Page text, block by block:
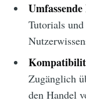
Tutorials
Zugänglich
den Handel